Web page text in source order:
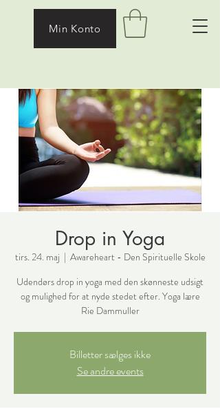
Min Konto
Drop in Yoga
tirs. 24. maj
  |
Awareheart - Den Spirituelle Skole
Udendørs drop in yoga med den skønneste udsigt
og mulighed for at nyde stedet efter. Yoga lære
Rie Dammuller
Billetter sælges ikke
Se andre events